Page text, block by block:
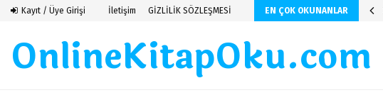
Kayıt / Üye Girişi İletişim GİZLİLİK SÖZLEŞMESİ EN ÇOK OKUNANLAR
OnlineKitapOku.com